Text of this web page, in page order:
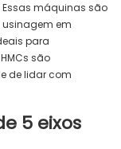
máquinas são
em
para
são
de lidar com
5 eixos